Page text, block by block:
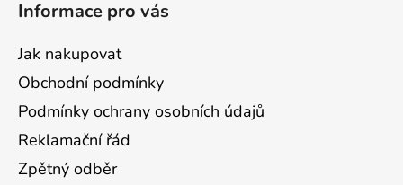
Informace pro vás
Jak nakupovat
Obchodní podmínky
Podmínky ochrany osobních údajů
Reklamační řád
Zpětný odběr